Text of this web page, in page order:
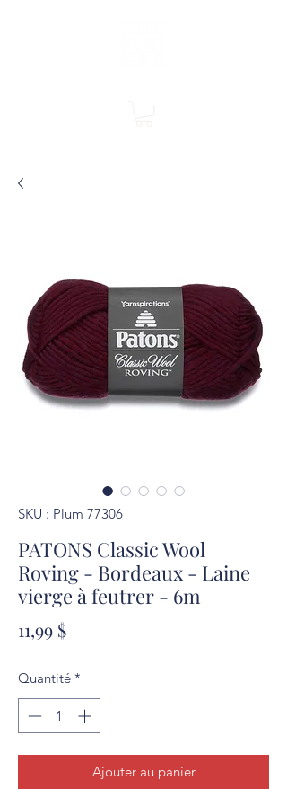
SKU : Plum 77306
PATONS Classic Wool
Roving - Bordeaux - Laine
vierge à feutrer - 6m
11,99 $Prix
Quantité *
Ajouter au panier